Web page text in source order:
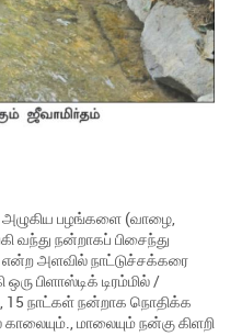
அழுகிய பழங்களை (வாழை,
வந்து நன்றாகப் பிசைந்து
அளவில் நாட்டுச்சக்கரை
பிளாஸ்டிக் டிரம்மில் /
15 நாட்கள் நன்றாக நொதிக்க
மாலையும் நன்கு கிளறி